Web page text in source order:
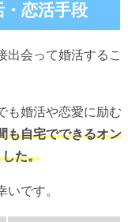
恋活手段
出会って婚活するこ
も婚活や恋愛に励む
も自宅でできるオン
た。
です。